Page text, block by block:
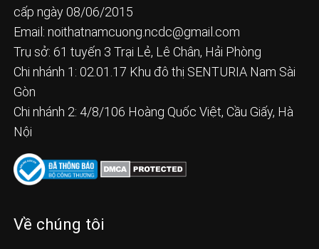
cấp ngày 08/06/2015
Email: noithatnamcuong.ncdc@gmail.com
Trụ sở: 61 tuyến 3 Trại Lẻ, Lê Chân, Hải Phòng
Chi nhánh 1: 02.01.17 Khu đô thị SENTURIA Nam Sài
Gòn
Chi nhánh 2: 4/8/106 Hoàng Quốc Việt, Cầu Giấy, Hà
Nội
Về chúng tôi